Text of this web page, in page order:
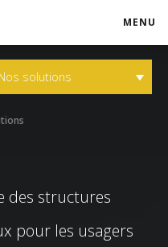
MENU
solutions
des structures
pour les usagers